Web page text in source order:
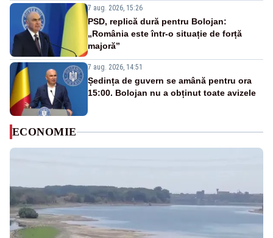
7 aug. 2026, 15:26
PSD, replică dură pentru Bolojan:
„România este într-o situație de forță
majoră”
7 aug. 2026, 14:51
Ședința de guvern se amână pentru ora
15:00. Bolojan nu a obținut toate avizele
ECONOMIE